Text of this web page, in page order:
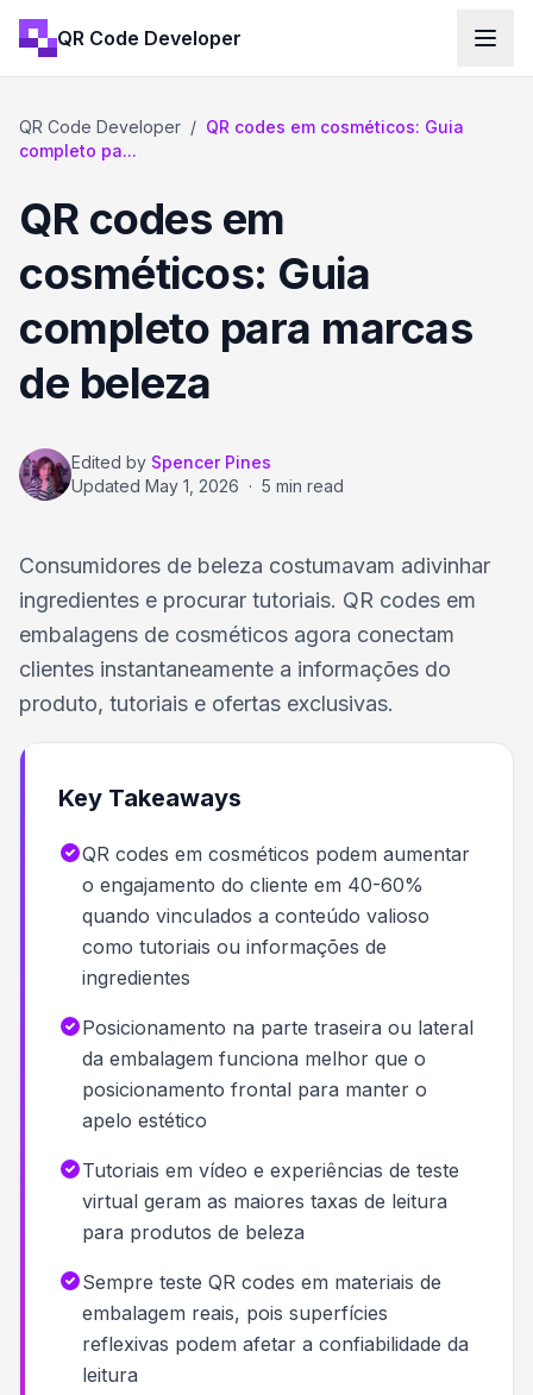
QR Code Developer
QR Code Developer / QR codes em cosméticos: Guia
completo pa...
QR codes em
cosméticos: Guia
completo para marcas
de beleza
Edited by Spencer Pines
Updated May 1, 2026 · 5 min read
Consumidores de beleza costumavam adivinhar
ingredientes e procurar tutoriais. QR codes em
embalagens de cosméticos agora conectam
clientes instantaneamente a informações do
produto, tutoriais e ofertas exclusivas.
Key Takeaways
QR codes em cosméticos podem aumentar
o engajamento do cliente em 40-60%
quando vinculados a conteúdo valioso
como tutoriais ou informações de
ingredientes
Posicionamento na parte traseira ou lateral
da embalagem funciona melhor que o
posicionamento frontal para manter o
apelo estético
Tutoriais em vídeo e experiências de teste
virtual geram as maiores taxas de leitura
para produtos de beleza
Sempre teste QR codes em materiais de
embalagem reais, pois superfícies
reflexivas podem afetar a confiabilidade da
leitura